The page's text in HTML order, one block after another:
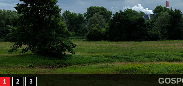
1 2 3